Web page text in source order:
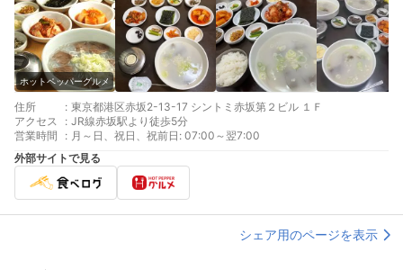
ホットペッパーグルメ
住所 : 東京都港区赤坂2-13-17 シントミ赤坂第２ビル １Ｆ
アクセス
: JR線赤坂駅より徒歩5分
営業時間
: 月～日、祝日、祝前日: 07:00～翌7:00
外部サイトで見る
シェア用のページを表示